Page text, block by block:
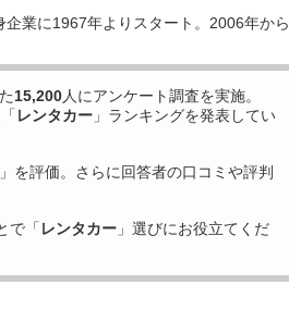
業に1967年よりスタート。2006年から
15,200人にアンケート調査を実施。
レンタカー 」ランキングを発表してい
」を評価。さらに回答者の口コミや評判
で「 レンタカー 」選びにお役立てくだ